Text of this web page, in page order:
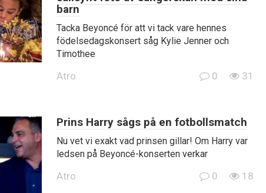
barn
Tacka Beyoncé för att vi tack vare hennes
födelsedagskonsert såg Kylie Jenner och
Timothee
Atro 0 31
Prins Harry sågs på en fotbollsmatch
Nu vet vi exakt vad prinsen gillar! Om Harry var
ledsen på Beyoncé-konserten verkar
Atro 0 18